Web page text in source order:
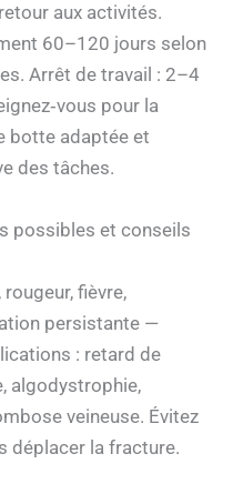
aux activités.
60–120 jours selon
Arrêt de travail : 2–4
pour la
botte adaptée et
des tâches.
possibles et conseils
fièvre,
persistante —
: retard de
algodystrophie,
veineuse. Évitez
déplacer la fracture.